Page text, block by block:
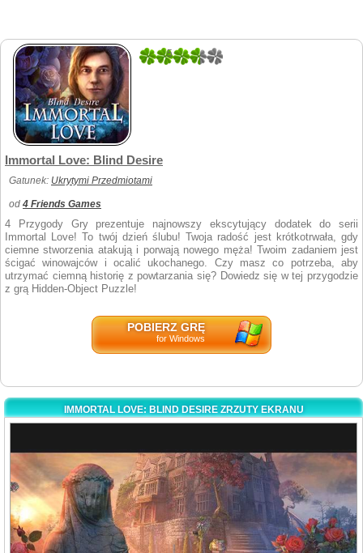
5
Immortal Love: Blind Desire
Gatunek: Ukrytymi Przedmiotami
od 4 Friends Games
4 Przygody Gry prezentuje najnowszy ekscytujący dodatek do serii
Immortal Love! To twój dzień ślubu! Twoja radość jest krótkotrwała, gdy
ciemne stworzenia atakują i porwają nowego męża! Twoim zadaniem jest
ścigać winowajców i ocalić ukochanego. Czy masz co potrzeba, aby
utrzymać ciemną historię z powtarzania się? Dowiedz się w tej przygodzie
z grą Hidden-Object Puzzle!
POBIERZ GRĘ
for Windows
IMMORTAL LOVE: BLIND DESIRE ZRZUTY EKRANU